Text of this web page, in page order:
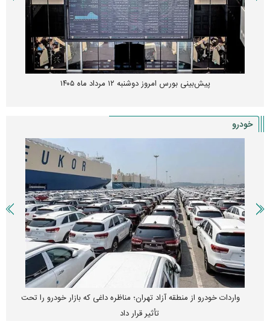
پیش‌بینی بورس امروز دوشنبه ۱۲ مرداد ماه ۱۴۰۵
خودرو
واردات خودرو از منطقه آزاد تهران؛ مناظره داغی که بازار خودرو را تحت
تأثیر قرار داد